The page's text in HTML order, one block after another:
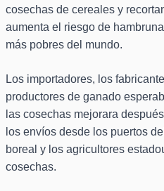
cosechas de cereales y
aumenta el riesgo de
más pobres del mundo.
Los importadores, los
productores de ganado
las cosechas mejorara
los envíos desde los puertos
boreal y los agricultores
cosechas.